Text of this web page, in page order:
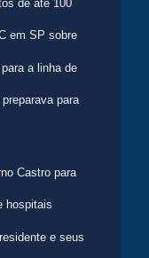
de até 100
em SP sobre
a linha de
para
Castro para
hospitais
e seus